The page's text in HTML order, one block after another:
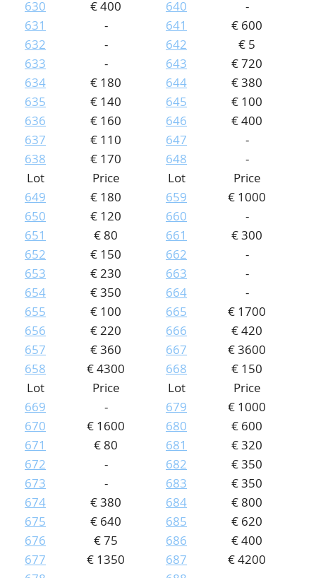
630
€ 400
631
-
632
-
633
-
634
€ 180
635
€ 140
636
€ 160
637
€ 110
638
€ 170
640
-
641
€ 600
642
€ 5
643
€ 720
644
€ 380
645
€ 100
646
€ 400
647
-
648
-
Lot
Price
649
€ 180
650
€ 120
651
€ 80
652
€ 150
653
€ 230
654
€ 350
655
€ 100
656
€ 220
657
€ 360
658
€ 4300
Lot
Price
659
€ 1000
660
-
661
€ 300
662
-
663
-
664
-
665
€ 1700
666
€ 420
667
€ 3600
668
€ 150
Lot
Price
669
-
670
€ 1600
671
€ 80
672
-
673
-
674
€ 380
675
€ 640
676
€ 75
677
€ 1350
Lot
Price
679
€ 1000
680
€ 600
681
€ 320
682
€ 350
683
€ 350
684
€ 800
685
€ 620
686
€ 400
687
€ 4200